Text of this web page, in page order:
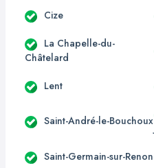
Cize
La Chapelle-du-
Châtelard
Lent
Saint-André-le-Bouchoux
Saint-Germain-sur-Renon